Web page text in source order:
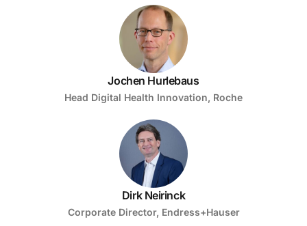
Jochen Hurlebaus
Head Digital Health Innovation, Roche
Dirk Neirinck
Corporate Director, Endress+Hauser